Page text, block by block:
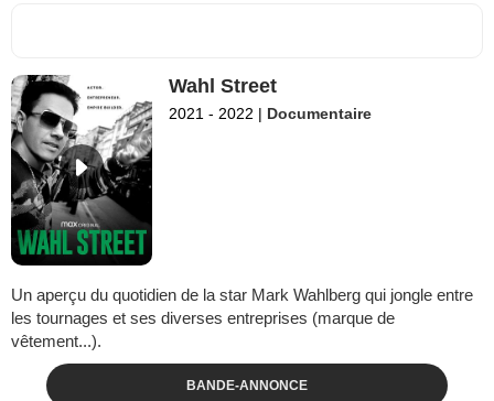
Wahl Street
2021 - 2022 | Documentaire
Un aperçu du quotidien de la star Mark Wahlberg qui jongle entre
les tournages et ses diverses entreprises (marque de
vêtement...).
BANDE-ANNONCE